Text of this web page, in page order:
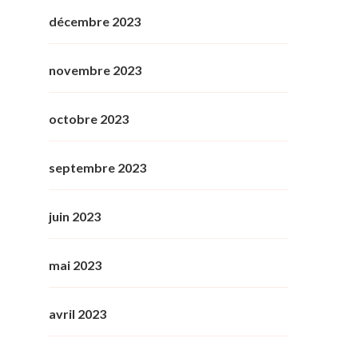
décembre 2023
novembre 2023
octobre 2023
septembre 2023
juin 2023
mai 2023
avril 2023